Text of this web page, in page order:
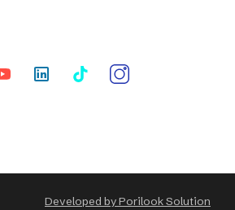
Developed by Porilook Solution